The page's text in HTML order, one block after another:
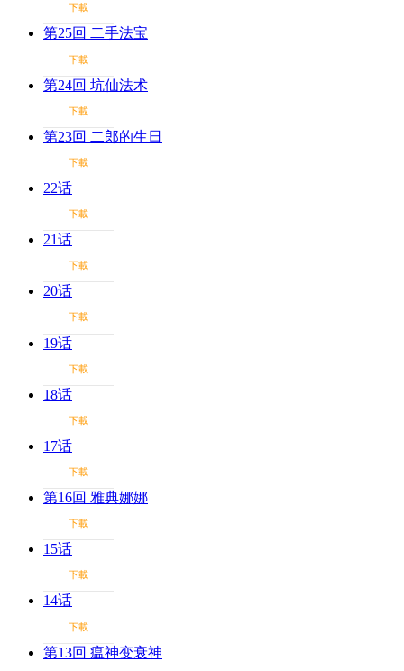
下載
第25回 二手法宝
下載
第24回 坑仙法术
下載
第23回 二郎的生日
下載
22话
下載
21话
下載
20话
下載
19话
下載
18话
下載
17话
下載
第16回 雅典娜娜
下載
15话
下載
14话
下載
第13回 瘟神变衰神